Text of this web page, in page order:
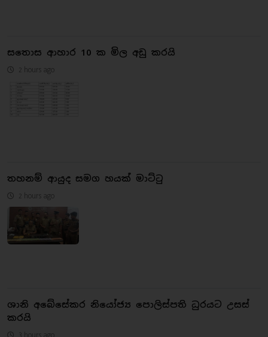
සතොස ආහාර 10 ක මිල අඩු කරයි
2 hours ago
තහනම් ආයුද සමග හයක් මාට්ටු
2 hours ago
ශානි අබේසේකර නියෝජ්‍ය පොලිස්පති ධුරයට උසස්
කරයි
3 hours ago